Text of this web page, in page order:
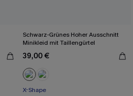
Schwarz-Grünes Hoher Ausschnitt
Minikleid mit Taillengürtel
39,00 €
X-Shape